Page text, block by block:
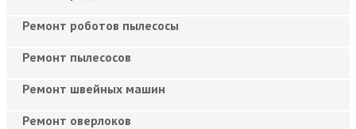
Ремонт роботов пылесосы
Ремонт пылесосов
Ремонт швейных машин
Ремонт оверлоков